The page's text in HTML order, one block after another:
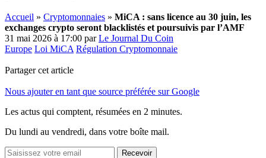
Accueil » Cryptomonnaies » MiCA : sans licence au 30 juin, les
exchanges crypto seront blacklistés et poursuivis par l’AMF
31 mai 2026 à 17:00 parLe Journal Du Coin
Europe Loi MiCA Régulation Cryptomonnaie
Partager cet article
Nous ajouter en tant que source préférée sur Google
Les actus qui comptent, résumées en 2 minutes.
Du lundi au vendredi, dans votre boîte mail.
Recevoir